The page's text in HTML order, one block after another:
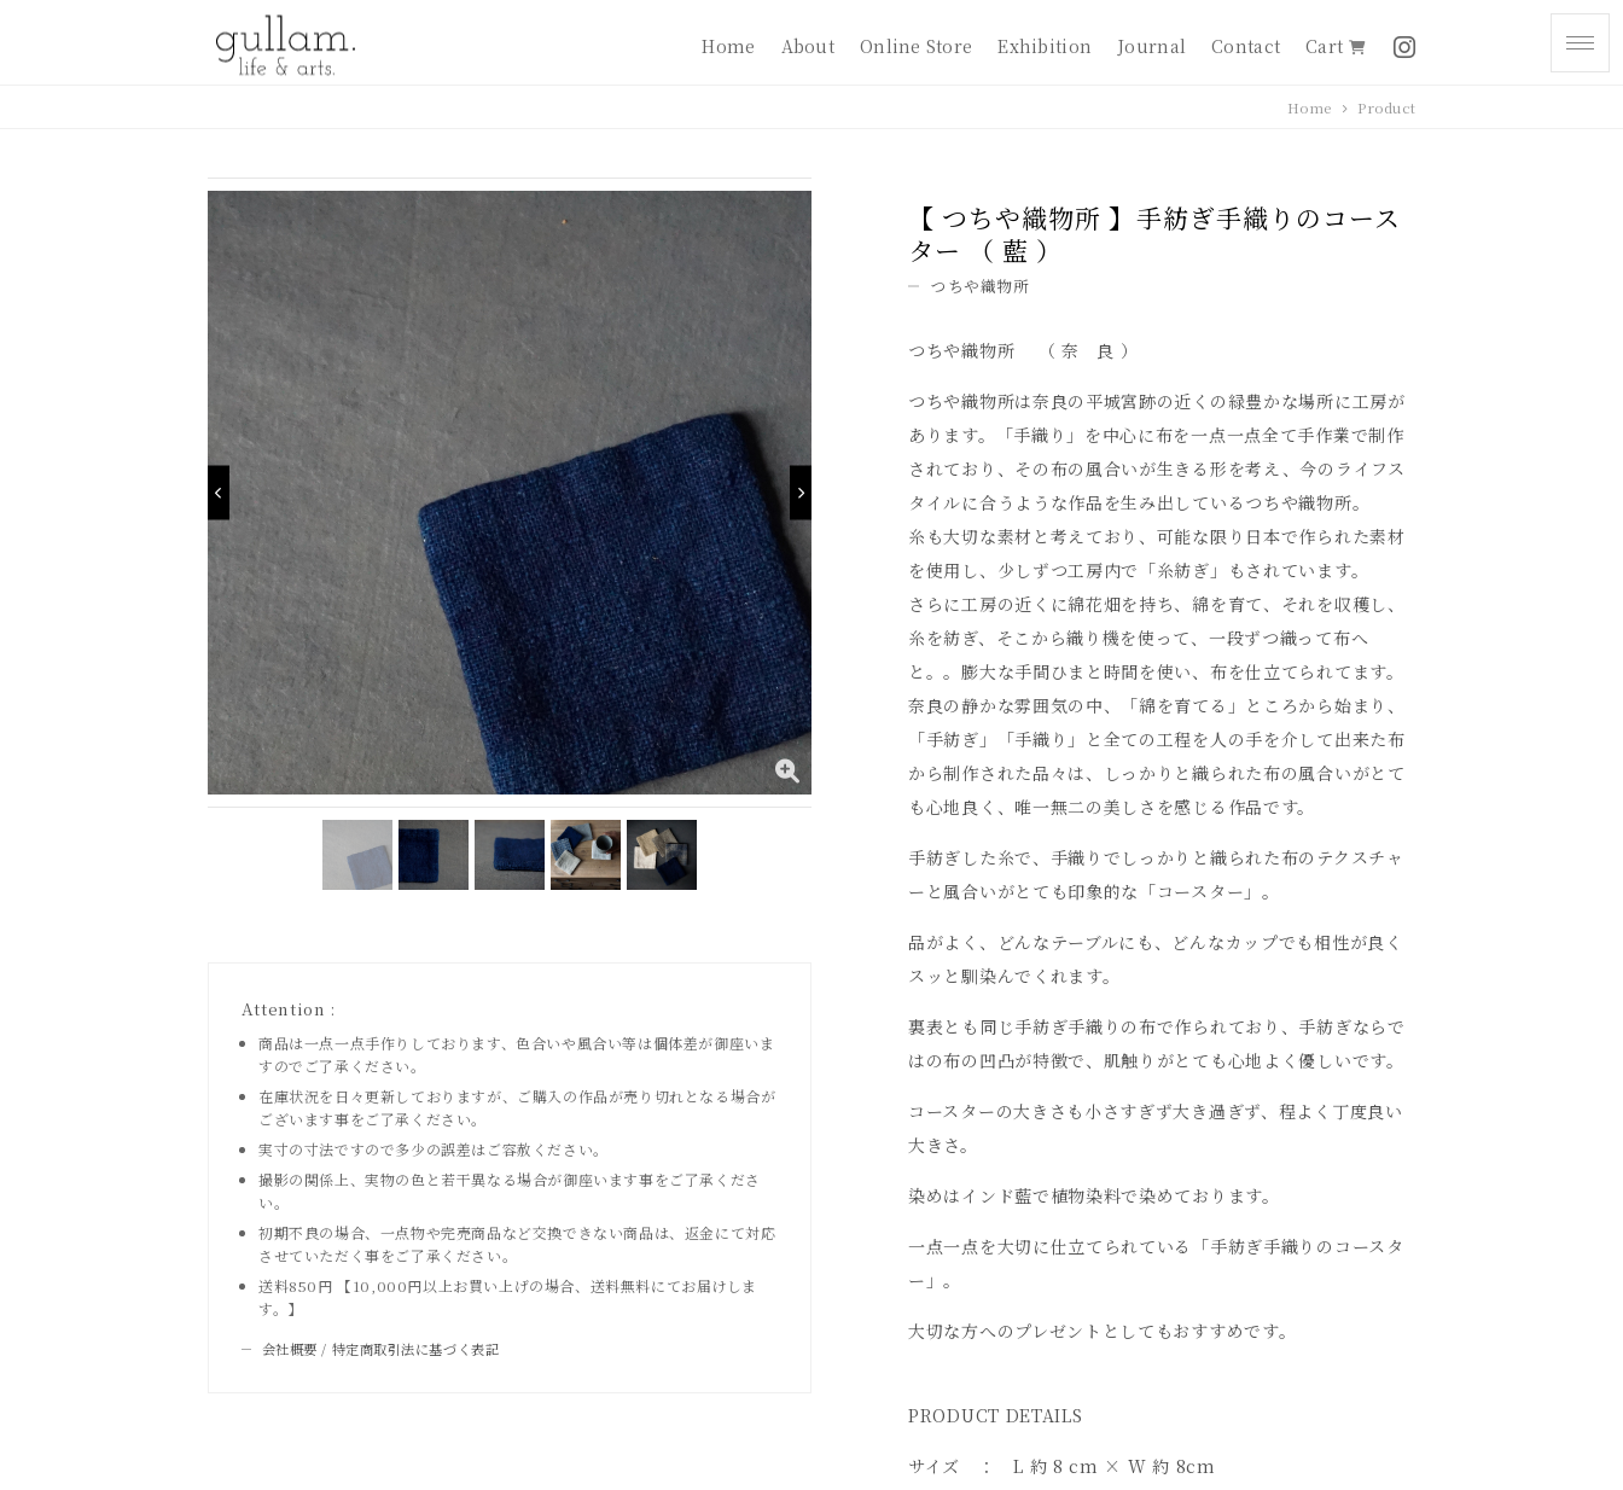
Home About Online Store Exhibition Journal Contact Cart
Home Product
【 つちや織物所 】手紡ぎ手織りのコース
ター （ 藍 ）
つちや織物所
つちや織物所 （ 奈 良 ）
つちや織物所は奈良の平城宮跡の近くの緑豊かな場所に工房が
あります。「手織り」を中心に布を一点一点全て手作業で制作
されており、その布の風合いが生きる形を考え、今のライフス
タイルに合うような作品を生み出しているつちや織物所。
糸も大切な素材と考えており、可能な限り日本で作られた素材
を使用し、少しずつ工房内で「糸紡ぎ」もされています。
さらに工房の近くに綿花畑を持ち、綿を育て、それを収穫し、
糸を紡ぎ、そこから織り機を使って、一段ずつ織って布へ
と。。膨大な手間ひまと時間を使い、布を仕立てられてます。
奈良の静かな雰囲気の中、「綿を育てる」ところから始まり、
「手紡ぎ」「手織り」と全ての工程を人の手を介して出来た布
から制作された品々は、しっかりと織られた布の風合いがとて
も心地良く、唯一無二の美しさを感じる作品です。
手紡ぎした糸で、手織りでしっかりと織られた布のテクスチャ
ーと風合いがとても印象的な「コースター」。
品がよく、どんなテーブルにも、どんなカップでも相性が良く
スッと馴染んでくれます。
裏表とも同じ手紡ぎ手織りの布で作られており、手紡ぎならで
はの布の凹凸が特徴で、肌触りがとても心地よく優しいです。
コースターの大きさも小さすぎず大き過ぎず、程よく丁度良い
大きさ。
染めはインド藍で植物染料で染めております。
一点一点を大切に仕立てられている「手紡ぎ手織りのコースタ
ー」。
大切な方へのプレゼントとしてもおすすめです。
PRODUCT DETAILS
サイズ ： L 約 8 cm × W 約 8cm
Attention :
商品は一点一点手作りしております、色合いや風合い等は個体差が御座いま
すのでご了承ください。
在庫状況を日々更新しておりますが、ご購入の作品が売り切れとなる場合が
ございます事をご了承ください。
実寸の寸法ですので多少の誤差はご容赦ください。
撮影の関係上、実物の色と若干異なる場合が御座います事をご了承くださ
い。
初期不良の場合、一点物や完売商品など交換できない商品は、返金にて対応
させていただく事をご了承ください。
送料850円 【10,000円以上お買い上げの場合、送料無料にてお届けしま
す。】
会社概要 / 特定商取引法に基づく表記